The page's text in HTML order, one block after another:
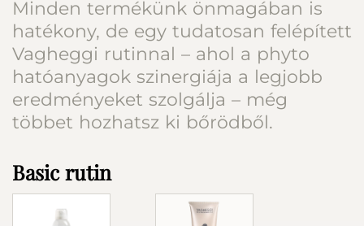
Minden termékünk önmagában is
hatékony, de egy tudatosan felépített
Vagheggi rutinnal – ahol a phyto
hatóanyagok szinergiája a legjobb
eredményeket szolgálja – még
többet hozhatsz ki bőrödből.
Basic rutin